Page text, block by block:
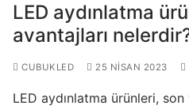
LED aydınlatma
avantajları
CUBUKLED 25 NISAN 2023
LED aydınlatma ürünleri,